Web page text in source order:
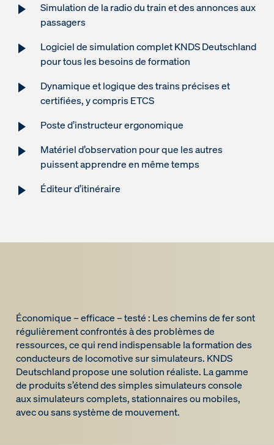
Simulation de la radio du train et des annonces aux
passagers
Logiciel de simulation complet KNDS Deutschland
pour tous les besoins de formation
Dynamique et logique des trains précises et
certifiées, y compris ETCS
Poste d’instructeur ergonomique
Matériel d’observation pour que les autres
puissent apprendre en même temps
Éditeur d’itinéraire
Économique – efficace – testé : Les chemins de fer sont
régulièrement confrontés à des problèmes de
ressources, ce qui rend indispensable la formation des
conducteurs de locomotive sur simulateurs. KNDS
Deutschland propose une solution réaliste. La gamme
de produits s’étend des simples simulateurs console
aux simulateurs complets, stationnaires ou mobiles,
avec ou sans système de mouvement.